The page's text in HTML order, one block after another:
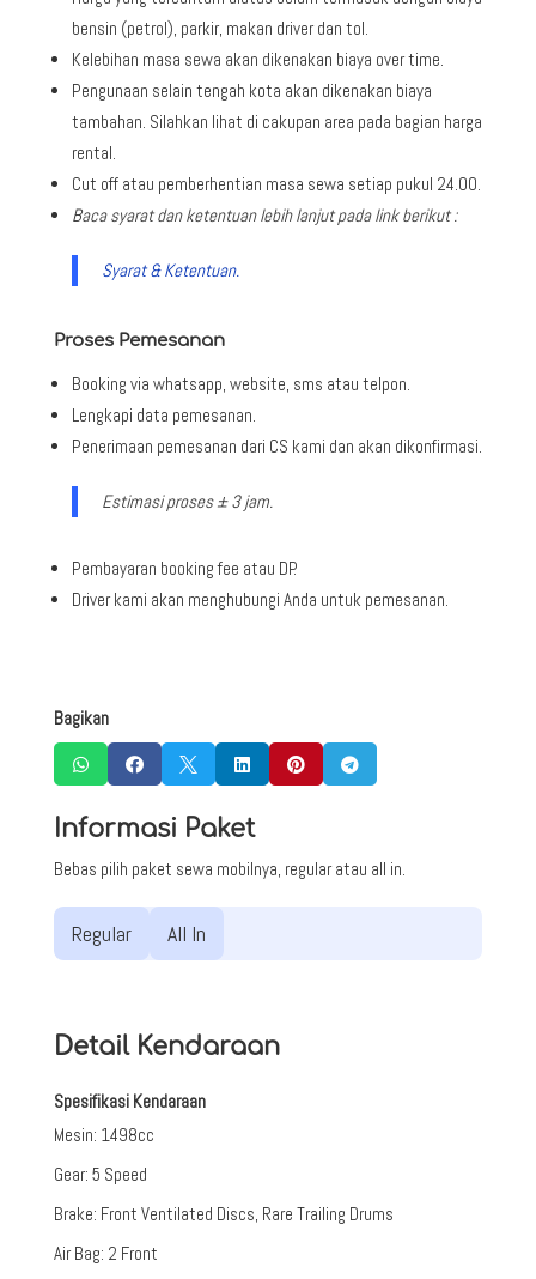
bensin (petrol), parkir, makan driver dan tol.
Kelebihan masa sewa akan dikenakan biaya over time.
Pengunaan selain tengah kota akan dikenakan biaya
tambahan. Silahkan lihat di cakupan area pada bagian harga
rental.
Cut off atau pemberhentian masa sewa setiap pukul 24.00.
Baca syarat dan ketentuan lebih lanjut pada link berikut :
Syarat & Ketentuan.
Proses Pemesanan
Booking via whatsapp, website, sms atau telpon.
Lengkapi data pemesanan.
Penerimaan pemesanan dari CS kami dan akan dikonfirmasi.
Estimasi proses ± 3 jam.
Pembayaran booking fee atau DP.
Driver kami akan menghubungi Anda untuk pemesanan.
Bagikan
     
Informasi Paket
Bebas pilih paket sewa mobilnya, regular atau all in.
Regular All In
Detail Kendaraan
Spesifikasi Kendaraan
Mesin: 1498cc
Gear: 5 Speed
Brake: Front Ventilated Discs, Rare Trailing Drums
Air Bag: 2 Front